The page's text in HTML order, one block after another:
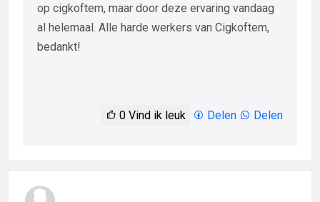
op cigkoftem, maar door deze ervaring vandaag
al helemaal. Alle harde werkers van Cigkoftem,
bedankt!
0 Vind ik leuk Delen Delen